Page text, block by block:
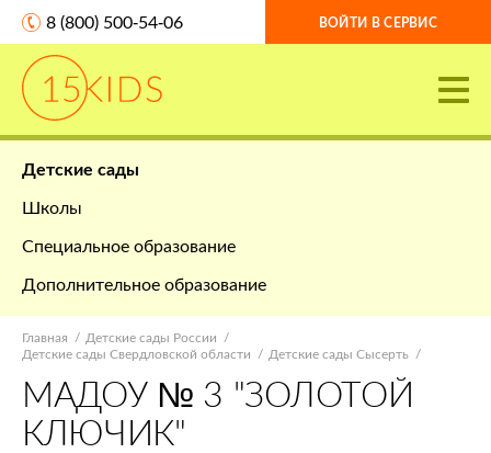
8 (800) 500-54-06 ВОЙТИ В СЕРВИС
Детские сады
Школы
Специальное образование
Дополнительное образование
Главная
Детские сады России
Детские сады Свердловской области
Детские сады Сысерть
МАДОУ № 3 "ЗОЛОТОЙ
КЛЮЧИК"